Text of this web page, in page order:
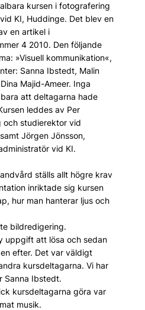
kursen i fotografering
KI, Huddinge. Det blev en
en artikel i
4 2010. Den följande
»Visuell kommunikation«,
Sanna Ibstedt, Malin
Majid-Ameer. Inga
att deltagarna hade
leddes av Per
och studierektor vid
Jörgen Jönsson,
vid KI.
ställs allt högre krav
inriktade sig kursen
hur man hanterar ljus och
bildredigering.
uppgift att lösa och sedan
efter. Det var väldigt
kursdeltagarna. Vi har
Sanna Ibstedt.
kursdeltagarna göra var
musik.